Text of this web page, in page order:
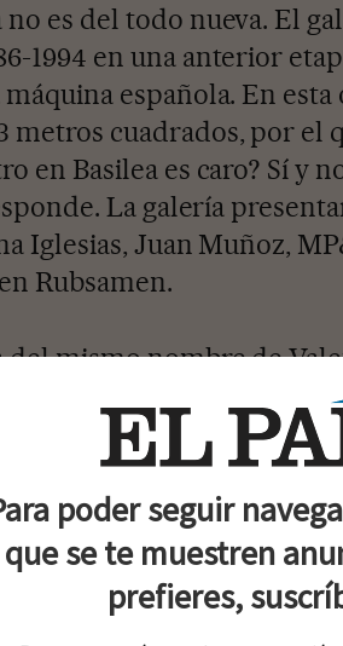
es del todo nueva. El
1994 en una anterior
española. En esta
metros cuadrados, por el
en Basilea es caro? Sí y
La galería
Iglesias, Juan Muñoz,
Rubsamen.
del mismo nombre de
los últimos doce años.
de la guerra del Golfo,
dinero, pero
o cinco años, empieza a
en el tiempo, el director
poder seguir
que se te muestren
prefieres,